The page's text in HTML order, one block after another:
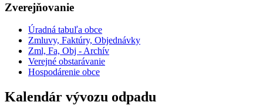
Zverejňovanie
Úradná tabuľa obce
Zmluvy, Faktúry, Objednávky
Zml, Fa, Obj - Archív
Verejné obstarávanie
Hospodárenie obce
Kalendár vývozu odpadu